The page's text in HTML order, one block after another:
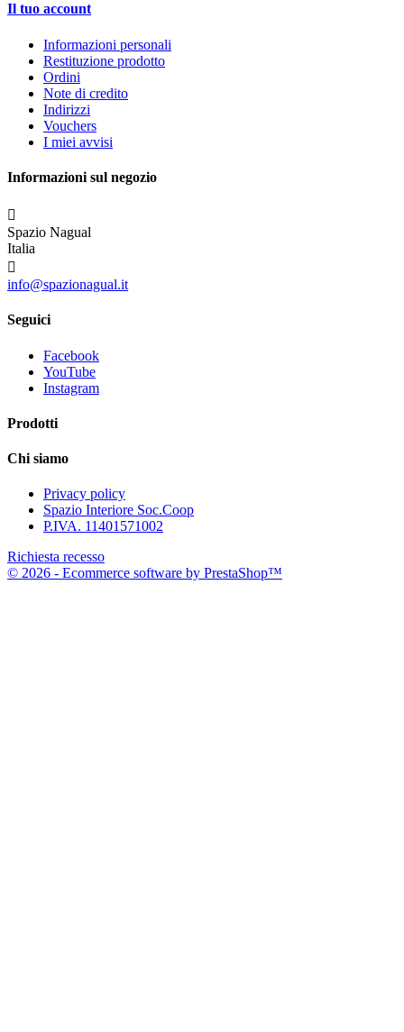
Il tuo account
Informazioni personali
Restituzione prodotto
Ordini
Note di credito
Indirizzi
Vouchers
I miei avvisi
Informazioni sul negozio

Spazio Nagual
Italia

info@spazionagual.it
Seguici
Facebook
YouTube
Instagram
Prodotti
Chi siamo
Privacy policy
Spazio Interiore Soc.Coop
P.IVA. 11401571002
Richiesta recesso
© 2026 - Ecommerce software by PrestaShop™